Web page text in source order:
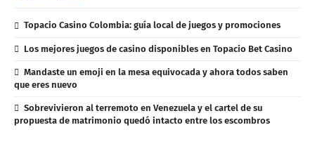
Topacio Casino Colombia: guía local de juegos y promociones
Los mejores juegos de casino disponibles en Topacio Bet Casino
Mandaste un emoji en la mesa equivocada y ahora todos saben
que eres nuevo
Sobrevivieron al terremoto en Venezuela y el cartel de su
propuesta de matrimonio quedó intacto entre los escombros